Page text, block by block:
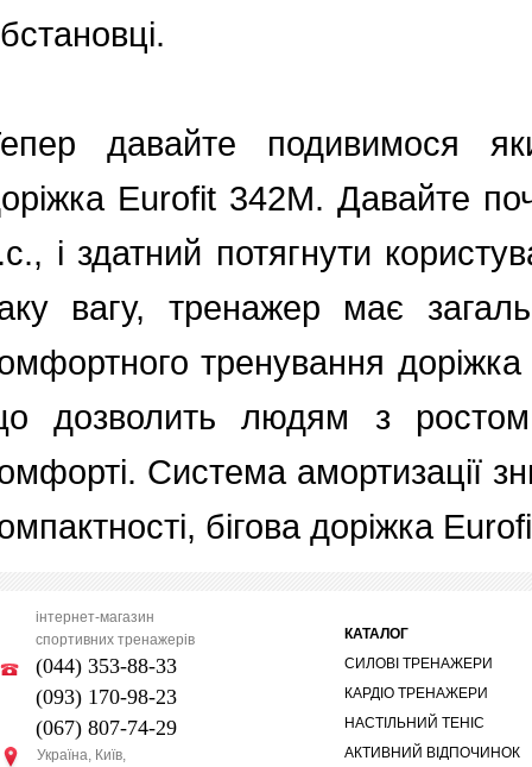
давайте подивимося
Eurofit 342M. Давайте
і здатний потягнути
вагу, тренажер має
тренування
дозволить людям з
Система амортизації
бігова доріжка
інтернет-магазин
спортивних тренажерів
(044) 353-88-33
(093) 170-98-23
(067) 807-74-29
Україна, Київ,
КАТАЛОГ
СИЛОВІ ТРЕНАЖЕРИ
КАРДІО ТРЕНАЖЕРИ
НАСТІЛЬНИЙ ТЕНІС
АКТИВНИЙ ВІДПОЧИНОК